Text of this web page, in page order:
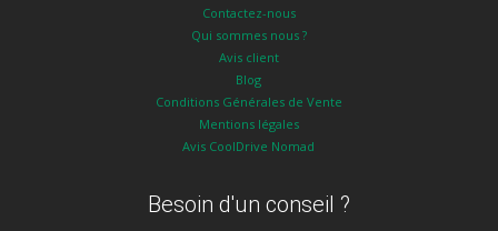
Contactez-nous
Qui sommes nous ?
Avis client
Blog
Conditions Générales de Vente
Mentions légales
Avis CoolDrive Nomad
Besoin d'un conseil ?